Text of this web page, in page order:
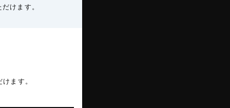
けます。
ます。